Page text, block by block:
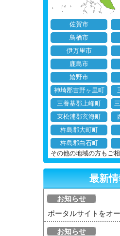
佐賀市
鳥栖市
伊万里市
鹿島市
嬉野市
神埼郡吉野ヶ里町
三養基郡上峰町
東松浦郡玄海町
杵島郡大町町
杵島郡白石町
その他の地域の方もご
最新
お知らせ
ポータルサイトをオ
お知らせ